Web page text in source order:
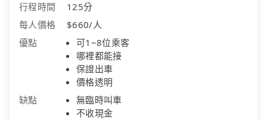
行程時間
125分
每人價格
$660/人
優點
可1~8位乘客
哪裡都能接
保證出車
價格透明
缺點
無臨時叫車
不收現金